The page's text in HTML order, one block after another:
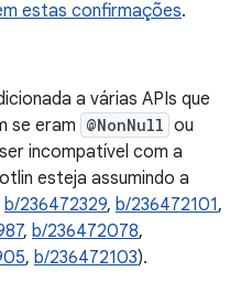
estas confirmações.
a várias APIs que
se eram @NonNull ou
incompatível com a
esteja assumindo a
b/236472329, b/236472101,
, b/236472078,
, b/236472103).